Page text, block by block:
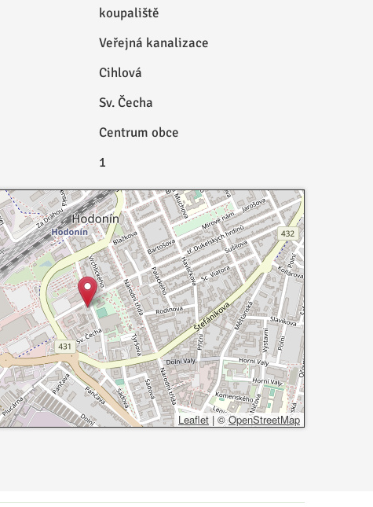
koupaliště
Veřejná kanalizace
Cihlová
Sv. Čecha
Centrum obce
1
Leaflet | ©OpenStreetMap